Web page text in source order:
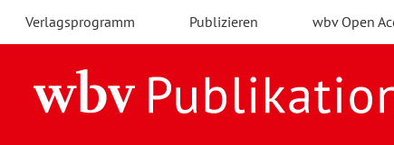
Verlagsprogramm Publizieren wbv Open